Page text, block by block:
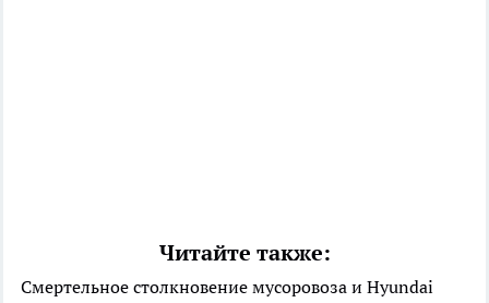
Читайте также:
Смертельное столкновение мусоровоза и Hyundai